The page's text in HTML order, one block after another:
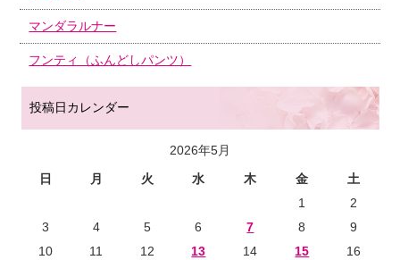
マンダラルナー
フンティ（ふんどしパンツ）
投稿日カレンダー
2026年5月
日
月 火 水 木 金
土
1
2
3
4 5 6 7 8
9
10
11 12 13 14 15 16